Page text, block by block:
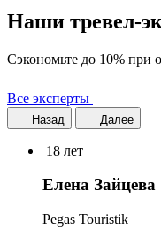
Наши тревел-
Сэкономьте до 10% при
Все эксперты
Назад Далее
18 лет
Елена Зайцева
Pegas Touristik